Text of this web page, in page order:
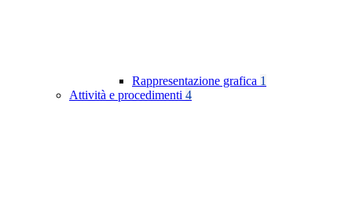
Rappresentazione grafica 1
Attività e procedimenti 4